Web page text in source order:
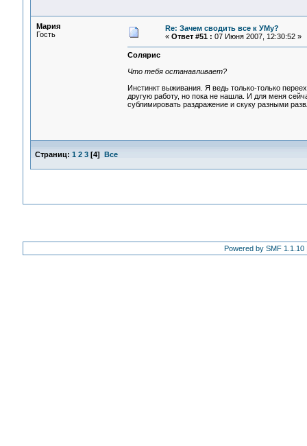
Мария
Гость
Re: Зачем сводить все к УМу?
« Ответ #51 : 07 Июня 2007, 12:30:52 »
Солярис
Что тебя останавливает?
Инстинкт выживания. Я ведь только-только
другую работу, но пока не нашла. И для меня
сублимировать раздражение и скуку разными
Страниц: 1 2 3[4] Все
Powered by SMF 1.1.10